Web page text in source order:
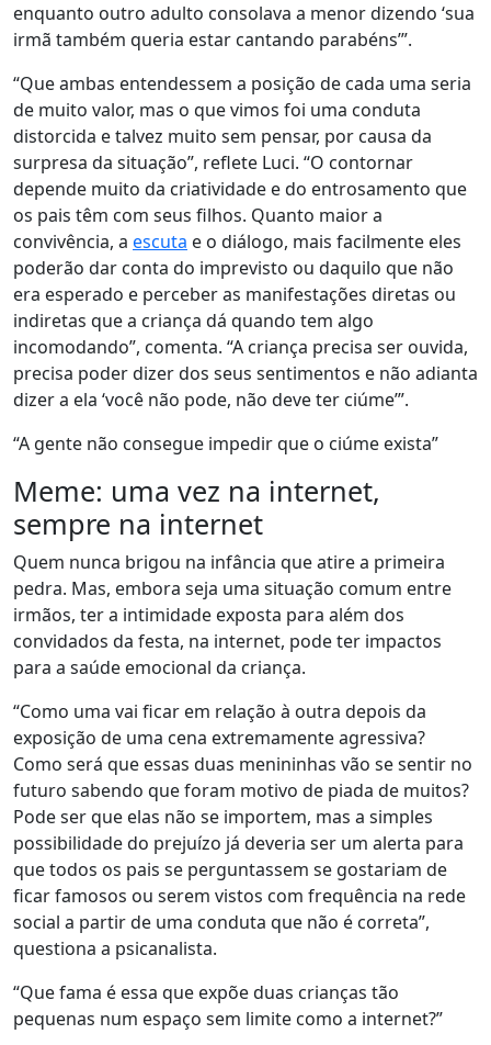
enquanto outro adulto consolava a menor dizendo ‘sua
irmã também queria estar cantando parabéns’”.
“Que ambas entendessem a posição de cada uma seria
de muito valor, mas o que vimos foi uma conduta
distorcida e talvez muito sem pensar, por causa da
surpresa da situação”, reflete Luci. “O contornar
depende muito da criatividade e do entrosamento que
os pais têm com seus filhos. Quanto maior a
convivência, a escuta e o diálogo, mais facilmente eles
poderão dar conta do imprevisto ou daquilo que não
era esperado e perceber as manifestações diretas ou
indiretas que a criança dá quando tem algo
incomodando”, comenta. “A criança precisa ser ouvida,
precisa poder dizer dos seus sentimentos e não adianta
dizer a ela ‘você não pode, não deve ter ciúme’”.
“A gente não consegue impedir que o ciúme exista”
Meme: uma vez na internet,
sempre na internet
Quem nunca brigou na infância que atire a primeira
pedra. Mas, embora seja uma situação comum entre
irmãos, ter a intimidade exposta para além dos
convidados da festa, na internet, pode ter impactos
para a saúde emocional da criança.
“Como uma vai ficar em relação à outra depois da
exposição de uma cena extremamente agressiva?
Como será que essas duas menininhas vão se sentir no
futuro sabendo que foram motivo de piada de muitos?
Pode ser que elas não se importem, mas a simples
possibilidade do prejuízo já deveria ser um alerta para
que todos os pais se perguntassem se gostariam de
ficar famosos ou serem vistos com frequência na rede
social a partir de uma conduta que não é correta”,
questiona a psicanalista.
“Que fama é essa que expõe duas crianças tão
pequenas num espaço sem limite como a internet?”